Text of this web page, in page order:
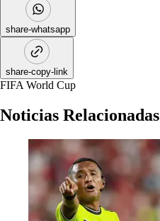
share-whatsapp
share-copy-link
FIFA World Cup
Noticias Relacionadas